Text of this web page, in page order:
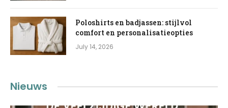
Poloshirts en badjassen: stijlvol
comfort en personalisatieopties
July 14, 2026
Nieuws